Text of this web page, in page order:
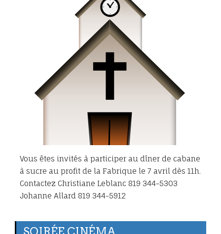
Vous êtes invités à participer au dîner de cabane
à sucre au profit de la Fabrique le 7 avril dès 11h.
Contactez Christiane Leblanc 819 344-5303
Johanne Allard 819 344-5912